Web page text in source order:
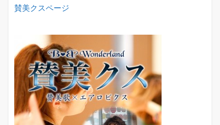
賛美クスページ